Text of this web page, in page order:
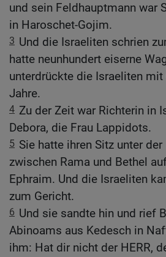
und sein Feldhauptmann war
in Haroschet-Gojim.
3 Und die Israeliten schrien
hatte neunhundert eiserne
unterdrückte die Israeliten mit
Jahre.
4 Zu der Zeit war Richterin in
Debora, die Frau Lappidots.
5 Sie hatte ihren Sitz unter
zwischen Rama und Bethel
Ephraim. Und die Israeliten
zum Gericht.
6 Und sie sandte hin und rief
Abinoams aus Kedesch in
ihm: Hat dir nicht der HERR,